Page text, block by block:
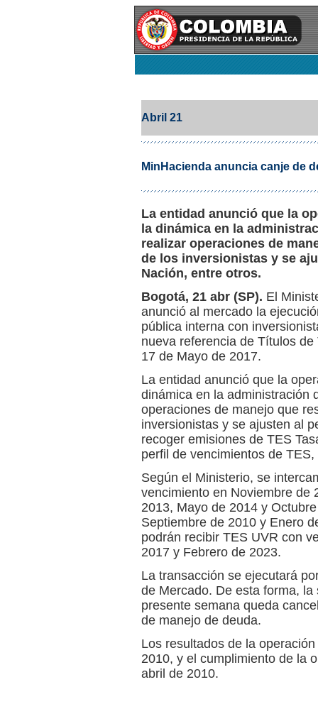
Abril 21
MinHacienda anuncia canje de
La entidad anunció que la
la dinámica en la
realizar operaciones de
de los inversionistas y se
Nación, entre otros.
Bogotá, 21 abr (SP). El
anunció al mercado la
pública interna con
nueva referencia de Títulos
17 de Mayo de 2017.
La entidad anunció que la
dinámica en la administración
operaciones de manejo que
inversionistas y se ajusten al
recoger emisiones de TES
perfil de vencimientos de
Según el Ministerio, se
vencimiento en Noviembre de
2013, Mayo de 2014 y
Septiembre de 2010 y Enero
podrán recibir TES UVR con
2017 y Febrero de 2023.
La transacción se ejecutará
de Mercado. De esta forma,
presente semana queda
de manejo de deuda.
Los resultados de la
2010, y el cumplimiento de la
abril de 2010.